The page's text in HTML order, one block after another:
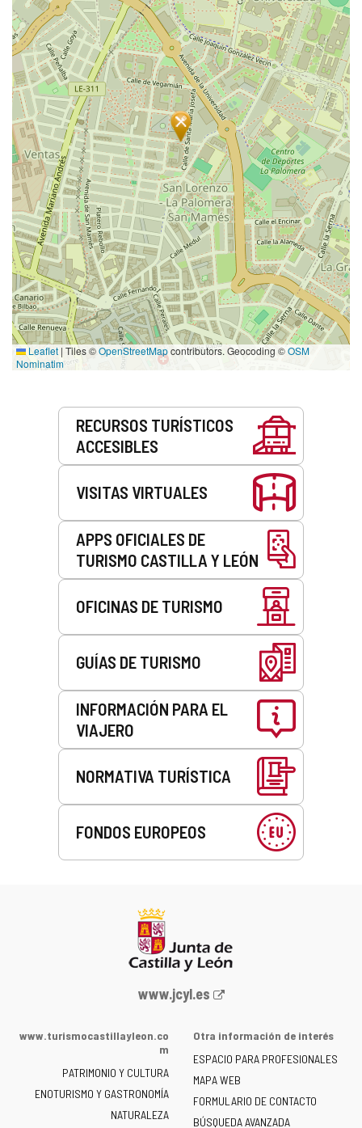
Leaflet | Tiles ©OpenStreetMapcontributors. Geocoding ©OSM
Nominatim
RECURSOS TURÍSTICOS
ACCESIBLES
VISITAS VIRTUALES
APPS OFICIALES DE
TURISMO CASTILLA Y LEÓN
OFICINAS DE TURISMO
GUÍAS DE TURISMO
INFORMACIÓN PARA EL
VIAJERO
NORMATIVA TURÍSTICA
FONDOS EUROPEOS
Portal
la
de
Castilla
y
www.jcyl.es
www.turismocastillayleon.co
m
PATRIMONIO Y CULTURA
ENOTURISMO Y GASTRONOMÍA
NATURALEZA
Otra información de interés
ESPACIO PARA PROFESIONALES
MAPA WEB
FORMULARIO DE CONTACTO
BÚSQUEDA AVANZADA